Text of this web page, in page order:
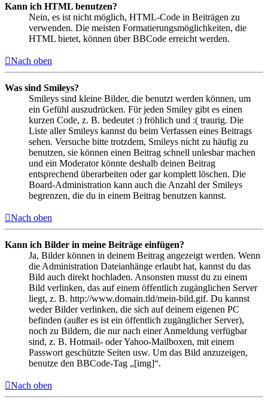
Kann ich HTML benutzen?
Nein, es ist nicht möglich, HTML-Code in Beiträgen zu
verwenden. Die meisten Formatierungsmöglichkeiten, die
HTML bietet, können über BBCode erreicht werden.
Nach oben
Was sind Smileys?
Smileys sind kleine Bilder, die benutzt werden können, um
ein Gefühl auszudrücken. Für jeden Smiley gibt es einen
kurzen Code, z. B. bedeutet :) fröhlich und :( traurig. Die
Liste aller Smileys kannst du beim Verfassen eines Beitrags
sehen. Versuche bitte trotzdem, Smileys nicht zu häufig zu
benutzen, sie können einen Beitrag schnell unlesbar machen
und ein Moderator könnte deshalb deinen Beitrag
entsprechend überarbeiten oder gar komplett löschen. Die
Board-Administration kann auch die Anzahl der Smileys
begrenzen, die du in einem Beitrag benutzen kannst.
Nach oben
Kann ich Bilder in meine Beiträge einfügen?
Ja, Bilder können in deinem Beitrag angezeigt werden. Wenn
die Administration Dateianhänge erlaubt hat, kannst du das
Bild auch direkt hochladen. Ansonsten musst du zu einem
Bild verlinken, das auf einem öffentlich zugänglichen Server
liegt, z. B. http://www.domain.tld/mein-bild.gif. Du kannst
weder Bilder verlinken, die sich auf deinem eigenen PC
befinden (außer es ist ein öffentlich zugänglicher Server),
noch zu Bildern, die nur nach einer Anmeldung verfügbar
sind, z. B. Hotmail- oder Yahoo-Mailboxen, mit einem
Passwort geschützte Seiten usw. Um das Bild anzuzeigen,
benutze den BBCode-Tag „[img]“.
Nach oben